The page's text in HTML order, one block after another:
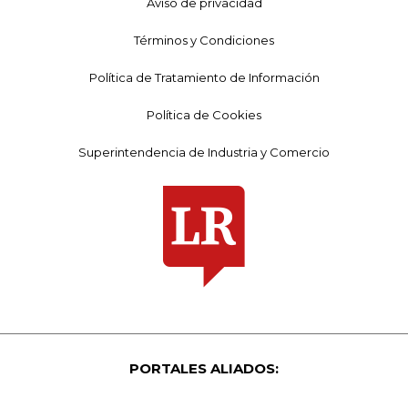
Términos y Condiciones
Política de Tratamiento de Información
Política de Cookies
Superintendencia de Industria y Comercio
PORTALES ALIADOS: